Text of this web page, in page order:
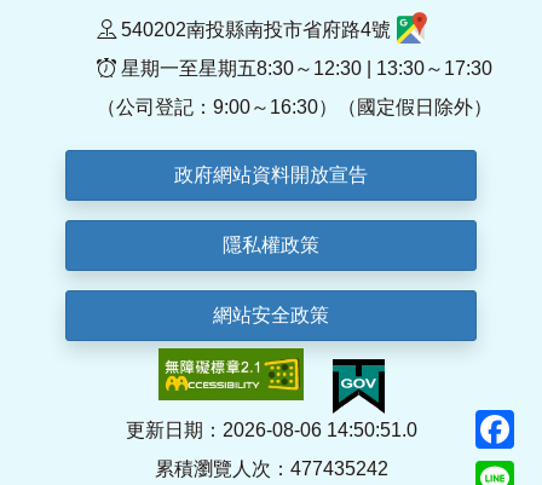
540202南投縣南投市省府路4號
星期一至星期五8:30～12:30 | 13:30～17:30
（公司登記：9:00～16:30）（國定假日除外）
政府網站資料開放宣告
隱私權政策
網站安全政策
更新日期：2026-08-06 14:50:51.0
累積瀏覽人次：477435242